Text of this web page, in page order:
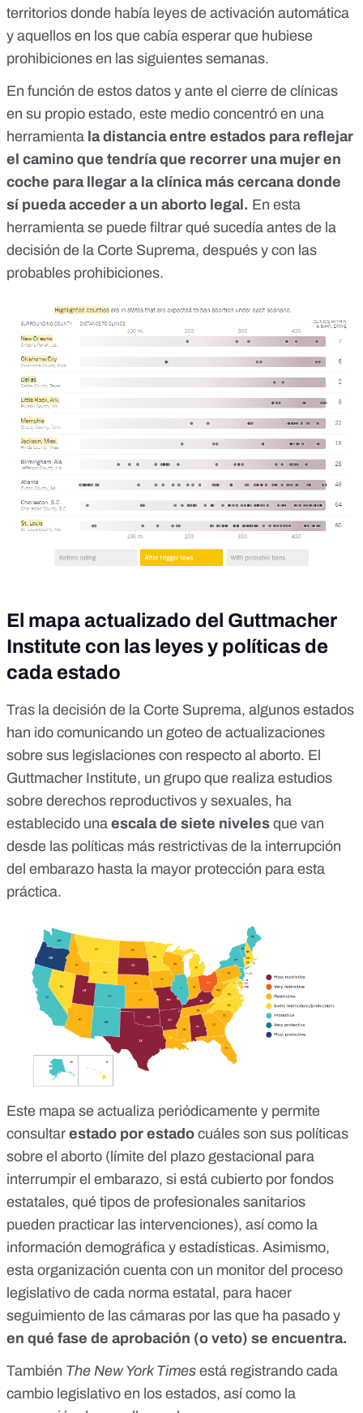
territorios donde había leyes de activación automática
y aquellos en los que cabía esperar que hubiese
prohibiciones en las siguientes semanas.
En función de estos datos y ante el cierre de clínicas
en su propio estado, este medio concentró en una
herramienta la distancia entre estados para reflejar
el camino que tendría que recorrer una mujer en
coche para llegar a la clínica más cercana donde
sí pueda acceder a un aborto legal. En esta
herramienta se puede filtrar qué sucedía antes de la
decisión de la Corte Suprema, después y con las
probables prohibiciones.
El mapa actualizado del Guttmacher
Institute con las leyes y políticas de
cada estado
Tras la decisión de la Corte Suprema, algunos estados
han ido comunicando un goteo de actualizaciones
sobre sus legislaciones con respecto al aborto. El
Guttmacher Institute, un grupo que realiza estudios
sobre derechos reproductivos y sexuales, ha
establecido una escala de siete niveles que van
desde las políticas más restrictivas de la interrupción
del embarazo hasta la mayor protección para esta
práctica.
Este mapa se actualiza periódicamente y permite
consultar estado por estado cuáles son sus políticas
sobre el aborto (límite del plazo gestacional para
interrumpir el embarazo, si está cubierto por fondos
estatales, qué tipos de profesionales sanitarios
pueden practicar las intervenciones), así como la
información demográfica y estadísticas. Asimismo,
esta organización cuenta con un monitor del proceso
legislativo de cada norma estatal, para hacer
seguimiento de las cámaras por las que ha pasado y
en qué fase de aprobación (o veto) se encuentra.
También The New York Times está registrando cada
cambio legislativo en los estados, así como la